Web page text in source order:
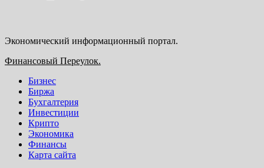
Экономический информационный портал.
Основное
Финансовый Переулок.
Бизнес
Биржа
Бухгалтерия
Инвестиции
Крипто
Экономика
Финансы
Карта сайта